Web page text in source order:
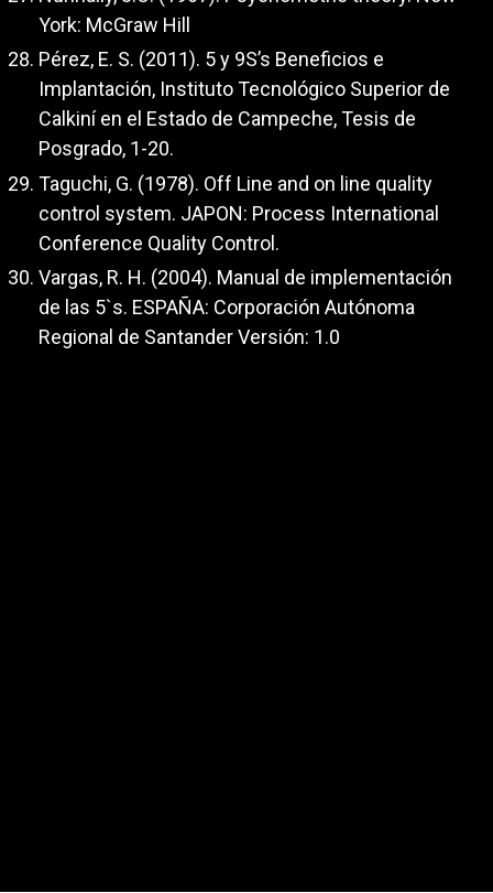
York: McGraw Hill
Pérez, E. S. (2011). 5 y 9S’s Beneficios e
Implantación, Instituto Tecnológico Superior de
Calkiní en el Estado de Campeche, Tesis de
Posgrado, 1-20.
Taguchi, G. (1978). Off Line and on line quality
control system. JAPON: Process International
Conference Quality Control.
Vargas, R. H. (2004). Manual de implementación
de las 5`s. ESPAÑA: Corporación Autónoma
Regional de Santander Versión: 1.0